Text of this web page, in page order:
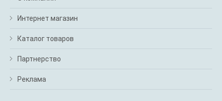
Интернет магазин
Каталог товаров
Партнерство
Реклама